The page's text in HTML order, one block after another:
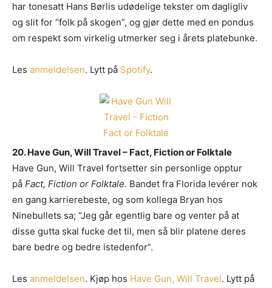
har tonesatt Hans Børlis udødelige tekster om dagligliv
og slit for “folk på skogen”, og gjør dette med en pondus
om respekt som virkelig utmerker seg i årets platebunke.
Les anmeldelsen. Lytt på Spotify.
20. Have Gun, Will Travel – Fact, Fiction or Folktale
Have Gun, Will Travel fortsetter sin personlige opptur
på Fact, Fiction or Folktale. Bandet fra Florida levérer nok
en gang karrierebeste, og som kollega Bryan hos
Ninebullets sa; “Jeg går egentlig bare og venter på at
disse gutta skal fucke det til, men så blir platene deres
bare bedre og bedre istedenfor”.
Les anmeldelsen. Kjøp hos Have Gun, Will Travel. Lytt på